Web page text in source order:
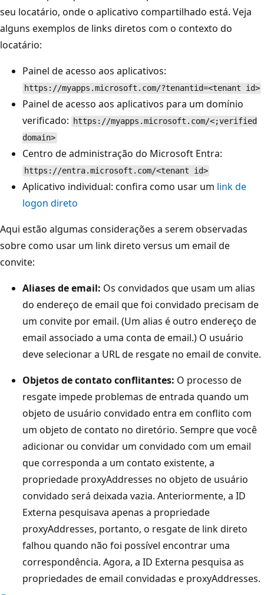
seu locatário, onde o aplicativo compartilhado está. Veja
alguns exemplos de links diretos com o contexto do
locatário:
Painel de acesso aos aplicativos:
https://myapps.microsoft.com/?tenantid=<tenant id>
Painel de acesso aos aplicativos para um domínio
verificado:
https://myapps.microsoft.com/<;verified
domain>
Centro de administração do Microsoft Entra:
https://entra.microsoft.com/<tenant id>
Aplicativo individual: confira como usar um link de
logon direto
Aqui estão algumas considerações a serem observadas
sobre como usar um link direto versus um email de
convite:
Aliases de email: Os convidados que usam um alias
do endereço de email que foi convidado precisam de
um convite por email. (Um alias é outro endereço de
email associado a uma conta de email.) O usuário
deve selecionar a URL de resgate no email de convite.
Objetos de contato conflitantes: O processo de
resgate impede problemas de entrada quando um
objeto de usuário convidado entra em conflito com
um objeto de contato no diretório. Sempre que você
adicionar ou convidar um convidado com um email
que corresponda a um contato existente, a
propriedade proxyAddresses no objeto de usuário
convidado será deixada vazia. Anteriormente, a ID
Externa pesquisava apenas a propriedade
proxyAddresses, portanto, o resgate de link direto
falhou quando não foi possível encontrar uma
correspondência. Agora, a ID Externa pesquisa as
propriedades de email convidadas e proxyAddresses.